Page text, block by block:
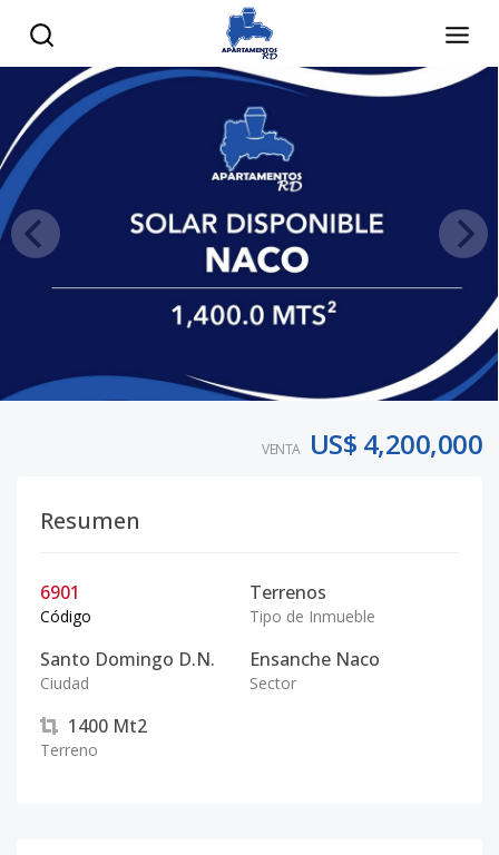
VENTA US$ 4,200,000
Resumen
6901
Código
Terrenos
Tipo de Inmueble
Santo Domingo D.N.
Ciudad
Ensanche Naco
Sector
1400 Mt2
Terreno